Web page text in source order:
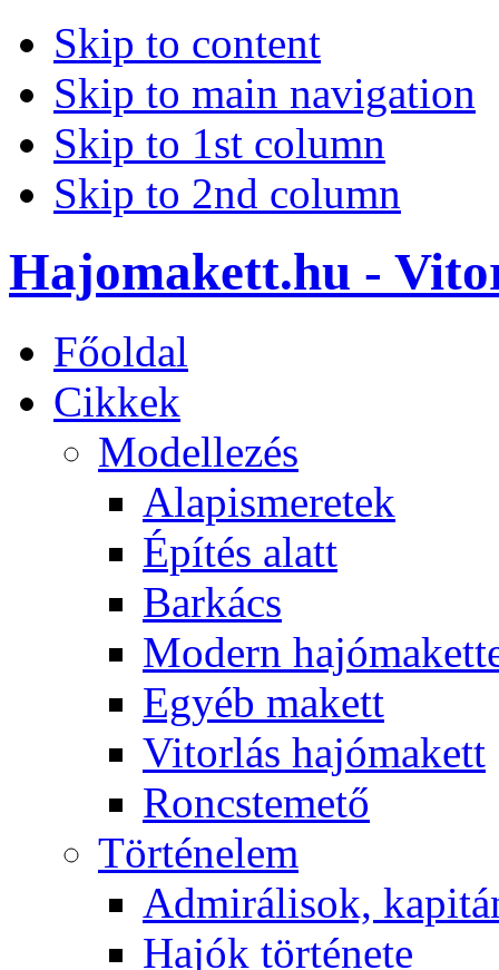
Skip to content
Skip to main navigation
Skip to 1st column
Skip to 2nd column
Hajomakett.hu -
Főoldal
Cikkek
Modellezés
Alapismeretek
Építés alatt
Barkács
Modern
Egyéb makett
Vitorlás hajómakett
Roncstemető
Történelem
Admirálisok,
Hajók története